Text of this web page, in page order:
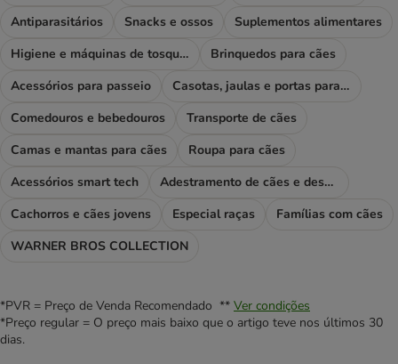
Antiparasitários
Snacks e ossos
Suplementos alimentares
Higiene e máquinas de tosquiar
Brinquedos para cães
Acessórios para passeio
Casotas, jaulas e portas para cães
Comedouros e bebedouros
Transporte de cães
Camas e mantas para cães
Roupa para cães
Acessórios smart tech
Adestramento de cães e desporto
Cachorros e cães jovens
Especial raças
Famílias com cães
WARNER BROS COLLECTION
*PVR = Preço de Venda Recomendado ** Ver condições
*Preço regular = O preço mais baixo que o artigo teve nos últimos 30
dias.